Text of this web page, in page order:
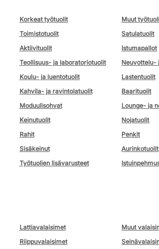
Korkeat työtuolit
Muut
Toimistotuolit
Satulatuolit
Aktiivituolit
Istumapallot
Teollisuus- ja laboratoriotuolit
Neuvottelu-
Koulu- ja luentotuolit
Lastentuolit
Kahvila- ja ravintolatuolit
Baarituolit
Moduulisohvat
Lounge- ja
Keinutuolit
Nojatuolit
Rahit
Penkit
Sisäkeinut
Aurinkotuolit
Työtuolien lisävarusteet
Lattiavalaisimet
Muut
Riippuvalaisimet